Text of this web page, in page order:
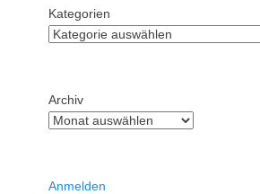
Kategorien
Archiv
Anmelden